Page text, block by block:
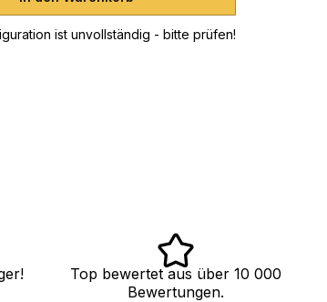
ist unvollständig - bitte prüfen!
Top bewertet aus über 10 000
Bewertungen.